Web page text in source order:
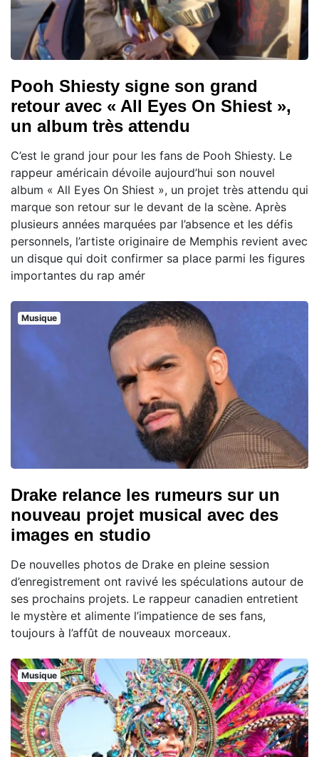
Pooh Shiesty signe son grand
retour avec « All Eyes On Shiest »,
un album très attendu
C’est le grand jour pour les fans de Pooh Shiesty. Le
rappeur américain dévoile aujourd’hui son nouvel
album « All Eyes On Shiest », un projet très attendu qui
marque son retour sur le devant de la scène. Après
plusieurs années marquées par l’absence et les défis
personnels, l’artiste originaire de Memphis revient avec
un disque qui doit confirmer sa place parmi les figures
importantes du rap amér
Musique
Drake relance les rumeurs sur un
nouveau projet musical avec des
images en studio
De nouvelles photos de Drake en pleine session
d’enregistrement ont ravivé les spéculations autour de
ses prochains projets. Le rappeur canadien entretient
le mystère et alimente l’impatience de ses fans,
toujours à l’affût de nouveaux morceaux.
Musique